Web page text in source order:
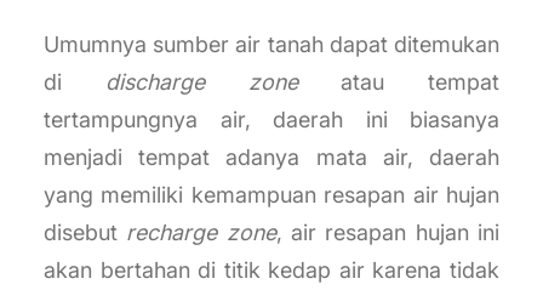
Umumnya sumber air tanah dapat ditemukan
di
discharge zoneatau tempat
tertampungnya air, daerah ini biasanya
menjadi tempat adanya mata air, daerah
yang memiliki kemampuan resapan air hujan
disebut recharge zone, air resapan hujan ini
akan bertahan di titik kedap air karena tidak